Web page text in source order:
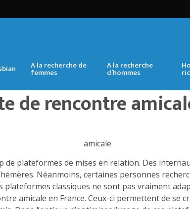
A la recherche de
femmes
A la recherche
d’hommes
de rencontre
de plateformes de mises en relation. Des
Néanmoins, certaines personnes
plateformes classiques ne sont pas vraiment
amicale en France. Ceux-ci permettent de se